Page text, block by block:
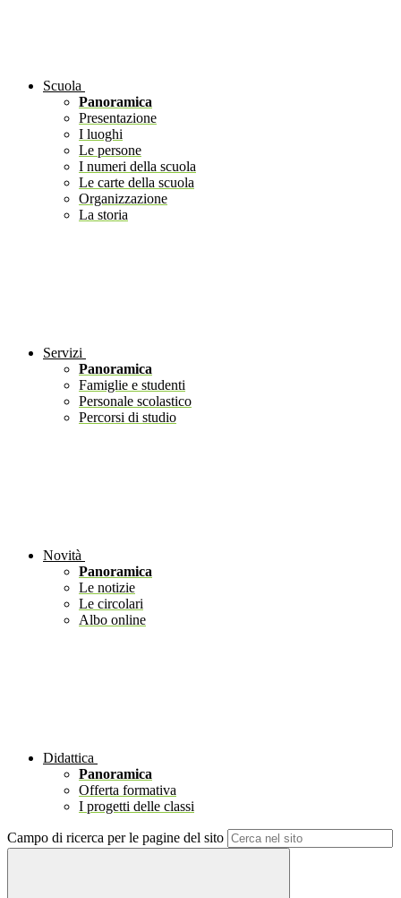
Scuola
Panoramica
Presentazione
I luoghi
Le persone
I numeri della scuola
Le carte della scuola
Organizzazione
La storia
Servizi
Panoramica
Famiglie e studenti
Personale scolastico
Percorsi di studio
Novità
Panoramica
Le notizie
Le circolari
Albo online
Didattica
Panoramica
Offerta formativa
I progetti delle classi
Campo di ricerca per le pagine del sito